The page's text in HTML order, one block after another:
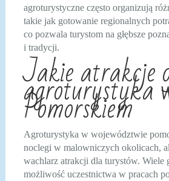
agroturystyczne często organizują
takie jak gotowanie regionalnych
co pozwala turystom na głębsze
i tradycji.
Jakie atrakcje
agroturystyka
Pomorskiem
Agroturystyka w województwie
noclegi w malowniczych okolicach,
wachlarz atrakcji dla turystów. Wiele
możliwość uczestnictwa w pracach